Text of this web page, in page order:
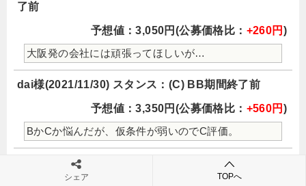
了前
予想値：3,050円(公募価格比： +260円 )
大阪発の会社には頑張ってほしいが…
dai様(2021/11/30) スタンス：(C) BB期間終了前
予想値：3,350円(公募価格比： +560円 )
BかCか悩んだが、仮条件が弱いのでC評価。
愛読者様(2021/11/29) スタンス：(B) BB期間終了前
シェア TOPへ